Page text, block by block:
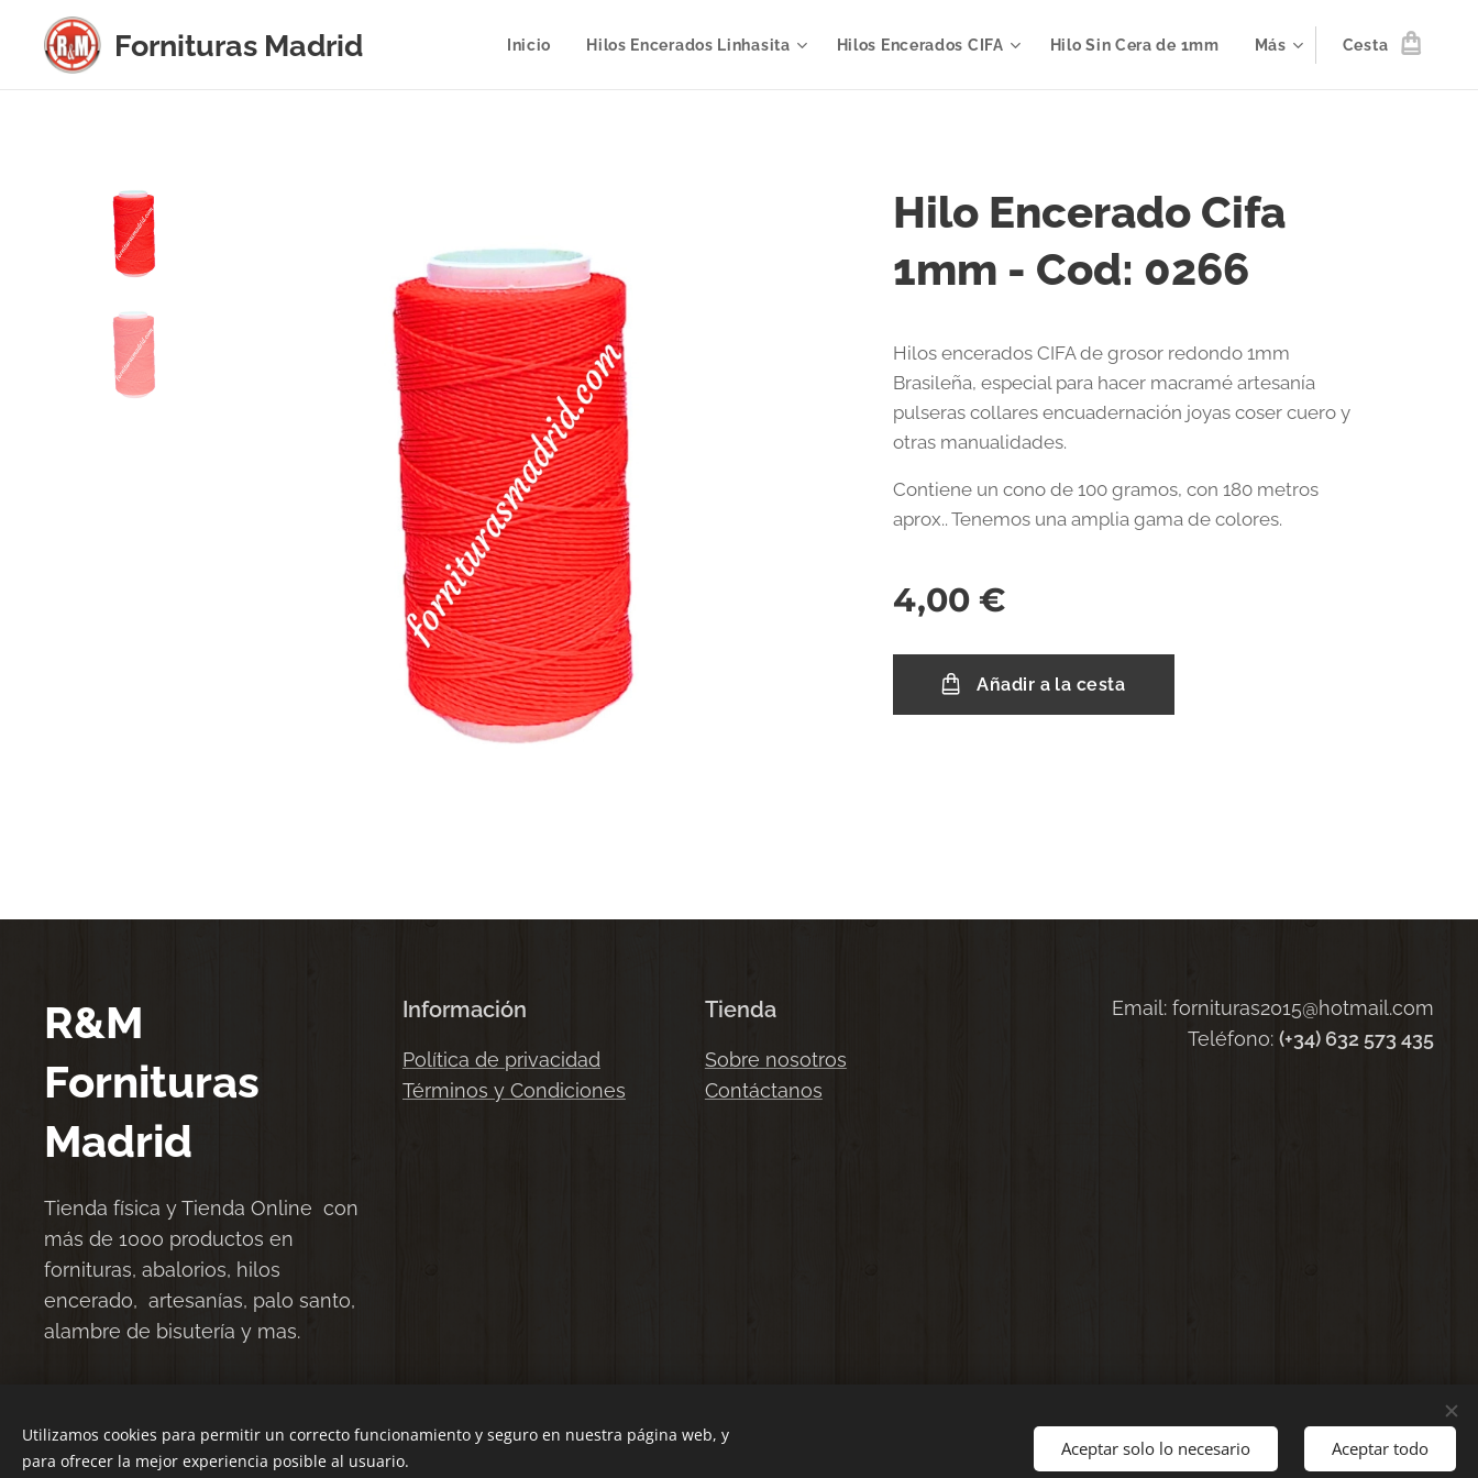
Fornituras Madrid Inicio Hilos Encerados Linhasita Hilos Encerados CIFA Hilo Sin Cera de 1mm Más Cesta
Hilo Encerado Cifa
1mm - Cod: 0266
Hilos encerados CIFA de grosor redondo 1mm
Brasileña, especial para hacer macramé artesanía
pulseras collares encuadernación joyas coser cuero y
otras manualidades.
Contiene un cono de 100 gramos, con 180 metros
aprox.. Tenemos una amplia gama de colores.
4,00 €
Añadir a la cesta
R&M
Fornituras
Madrid
Tienda física y Tienda Online con
más de 1000 productos en
fornituras, abalorios, hilos
encerado, artesanías, palo santo,
alambre de bisutería y mas.
Información
Política de privacidad
Términos y Condiciones
Tienda
Sobre nosotros
Contáctanos
Email: fornituras2015@hotmail.com
Teléfono: (+34) 632 573 435
Utilizamos cookies para permitir un correcto funcionamiento y seguro en nuestra página web, y
para ofrecer la mejor experiencia posible al usuario.
Aceptar solo lo necesario Aceptar todo